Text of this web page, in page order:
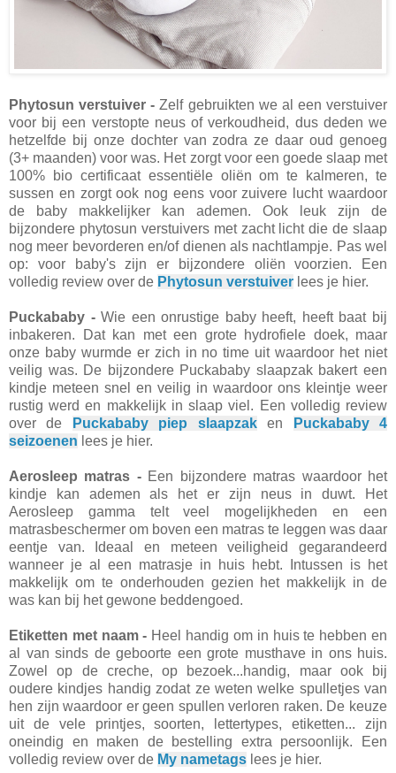
Phytosun verstuiver -Zelf gebruikten we al een verstuiver
voor bij een verstopte neus of verkoudheid, dus deden we
hetzelfde bij onze dochter van zodra ze daar oud genoeg
(3+ maanden) voor was. Het zorgt voor een goede slaap met
100% bio certificaat essentiële oliën om te kalmeren, te
sussen en zorgt ook nog eens voor zuivere lucht waardoor
de baby makkelijker kan ademen. Ook leuk zijn de
bijzondere phytosun verstuivers met zacht licht die de slaap
nog meer bevorderen en/of dienen als nachtlampje. Pas wel
op: voor baby's zijn er bijzondere oliën voorzien. Een
volledig review over de Phytosun verstuiver lees je hier.
Puckababy -Wie een onrustige baby heeft, heeft baat bij
inbakeren. Dat kan met een grote hydrofiele doek, maar
onze baby wurmde er zich in no time uit waardoor het niet
veilig was. De bijzondere Puckababy slaapzak bakert een
kindje meteen snel en veilig in waardoor ons kleintje weer
rustig werd en makkelijk in slaap viel. Een volledig review
over de
Puckababy piep slaapzaken
Puckababy 4
seizoenen lees je hier.
Aerosleep matras - Een bijzondere matras waardoor het
kindje kan ademen als het er zijn neus in duwt. Het
Aerosleep gamma telt veel mogelijkheden en een
matrasbeschermer om boven een matras te leggen was daar
eentje van. Ideaal en meteen veiligheid gegarandeerd
wanneer je al een matrasje in huis hebt. Intussen is het
makkelijk om te onderhouden gezien het makkelijk in de
was kan bij het gewone beddengoed.
Etiketten met naam - Heel handig om in huis te hebben en
al van sinds de geboorte een grote musthave in ons huis.
Zowel op de creche, op bezoek...handig, maar ook bij
oudere kindjes handig zodat ze weten welke spulletjes van
hen zijn waardoor er geen spullen verloren raken. De keuze
uit de vele printjes, soorten, lettertypes, etiketten... zijn
oneindig en maken de bestelling extra persoonlijk. Een
volledig review over de My nametags lees je hier.